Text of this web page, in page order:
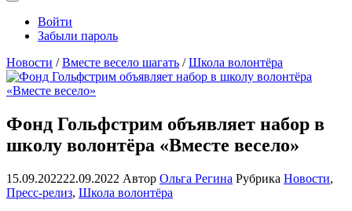
Профиль
Войти
Забыли пароль
Новости /Вместе весело шагать /Школа волонтёра
Фонд Гольфстрим объявляет набор в
школу волонтёра «Вместе весело»
15.09.202222.09.2022 Автор Ольга Регина Рубрика Новости,
Пресс-релиз, Школа волонтёра